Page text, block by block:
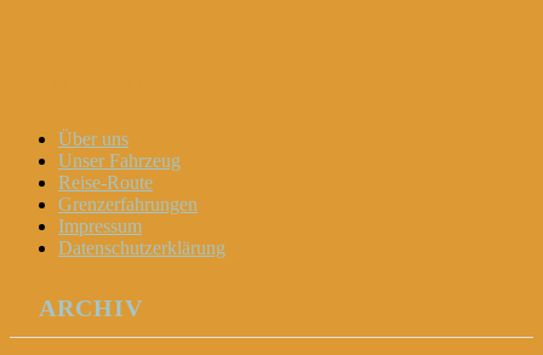
Menu
Widgets
Search
Skip
content
Über uns
Unser Fahrzeug
Reise-Route
Grenzerfahrungen
Impressum
Datenschutzerklärung
ARCHIV